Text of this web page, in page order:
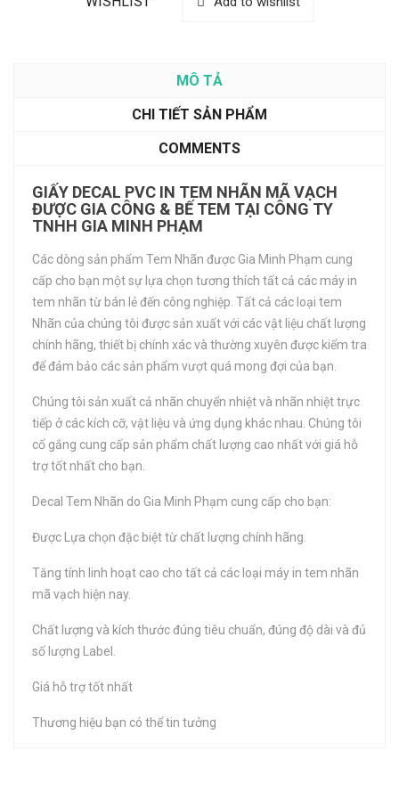
MÔ TẢ
CHI TIẾT SẢN PHẨM
COMMENTS
GIẤY DECAL PVC IN TEM NHÃN MÃ VẠCH
ĐƯỢC GIA CÔNG & BẾ TEM TẠI CÔNG TY
TNHH GIA MINH PHẠM
Các dòng sản phẩm Tem Nhãn được Gia Minh Phạm cung
cấp cho bạn một sự lựa chọn tương thích tất cả các máy in
tem nhãn từ bán lẻ đến công nghiệp. Tất cả các loại tem
Nhãn của chúng tôi được sản xuất với các vật liệu chất lượng
chính hãng, thiết bị chính xác và thường xuyên được kiểm tra
để đảm bảo các sản phẩm vượt quá mong đợi của bạn.
Chúng tôi sản xuất cả nhãn chuyển nhiệt và nhãn nhiệt trực
tiếp ở các kích cỡ, vật liệu và ứng dụng khác nhau. Chúng tôi
cố gắng cung cấp sản phẩm chất lượng cao nhất với giá hỗ
trợ tốt nhất cho bạn.
Decal Tem Nhãn do Gia Minh Phạm cung cấp cho bạn:
Được Lựa chọn đặc biệt từ chất lượng chính hãng.
Tăng tính linh hoạt cao cho tất cả các loại máy in tem nhãn
mã vạch hiện nay.
Chất lượng và kích thước đúng tiêu chuẩn, đúng độ dài và đủ
số lượng Label.
Giá hỗ trợ tốt nhất
Thương hiệu bạn có thể tin tưởng